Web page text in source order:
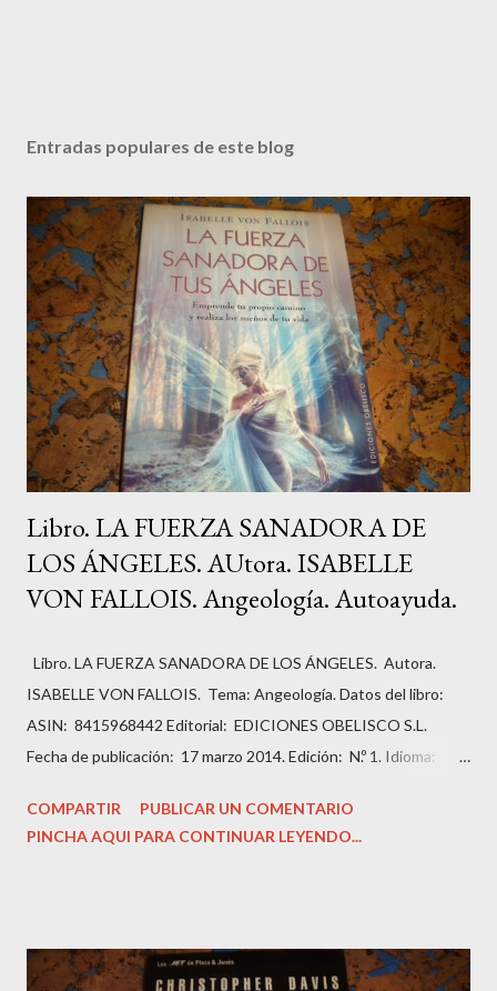
Entradas populares de este blog
Libro. LA FUERZA SANADORA DE
LOS ÁNGELES. AUtora. ISABELLE
VON FALLOIS. Angeología. Autoayuda.
Libro. LA FUERZA SANADORA DE LOS ÁNGELES. Autora.
ISABELLE VON FALLOIS. Tema: Angeología. Datos del libro:
ASIN: ‎ 8415968442 Editorial: ‎ EDICIONES OBELISCO S.L.
Fecha de publicación: ‎ 17 marzo 2014. Edición: ‎ N.º 1. Idioma: ‎
978-8415968443 Peso del producto: ‎ 499 g Dimensiones: ‎
14.99 x 2.54 x 22.86 cm Estado del libro: Muy bueno, como
romper con una pauta antigua y programar otra más positiva se
COMPARTIR
PUBLICAR UN COMENTARIO
PINCHA AQUI PARA CONTINUAR LEYENDO...